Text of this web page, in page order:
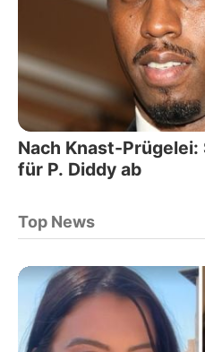
Nach Knast-
für P. Diddy ab
Top News